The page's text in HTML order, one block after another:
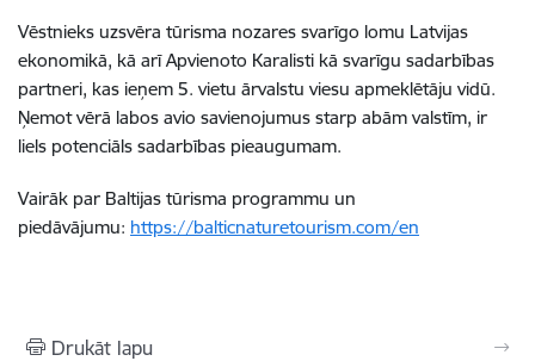
Vēstnieks uzsvēra tūrisma nozares svarīgo lomu Latvijas
ekonomikā, kā arī Apvienoto Karalisti kā svarīgu sadarbības
partneri, kas ieņem 5. vietu ārvalstu viesu apmeklētāju vidū.
Ņemot vērā labos avio savienojumus starp abām valstīm, ir
liels potenciāls sadarbības pieaugumam.
Vairāk par Baltijas tūrisma programmu un
piedāvājumu: https://balticnaturetourism.com/en
Drukāt lapu